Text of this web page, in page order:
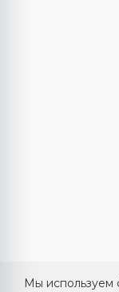
Мы используем